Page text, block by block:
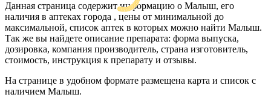
Данная страница содержит информацию о Малыш, его
наличия в аптеках города , цены от минимальной до
максимальной, список аптек в которых можно найти Малыш.
Так же вы найдете описание препарата: форма выпуска,
дозировка, компания производитель, страна изготовитель,
стоимость, инструкция к препарату и отзывы.
На странице в удобном формате размещена карта и список с
наличием Малыш.